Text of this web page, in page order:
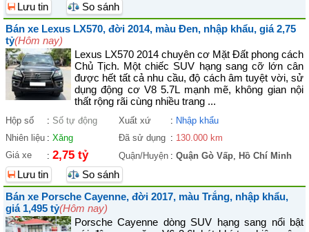
Lưu tin
So sánh
Bán xe Lexus LX570, đời 2014, màu Đen, nhập khẩu, giá 2,75
tỷ(Hôm nay)
Lexus LX570 2014 chuyên cơ Mặt Đất phong cách
Chủ Tịch. Một chiếc SUV hạng sang cỡ lớn cân
được hết tất cả nhu cầu, độ cách âm tuyệt vời, sử
dụng động cơ V8 5.7L mạnh mẽ, không gian nội
thất rộng rãi cùng nhiều trang ...
Hộp số : Số tự động Xuất xứ : Nhập khẩu
Nhiên liệu : Xăng Đã sử dụng : 130.000 km
Giá xe
: 2,75 tỷ Quận/Huyện : Quận Gò Vấp, Hồ Chí Minh
Lưu tin
So sánh
Bán xe Porsche Cayenne, đời 2017, màu Trắng, nhập khẩu,
giá 1,495 tỷ(Hôm nay)
Porsche Cayenne dòng SUV hạng sang nổi bật